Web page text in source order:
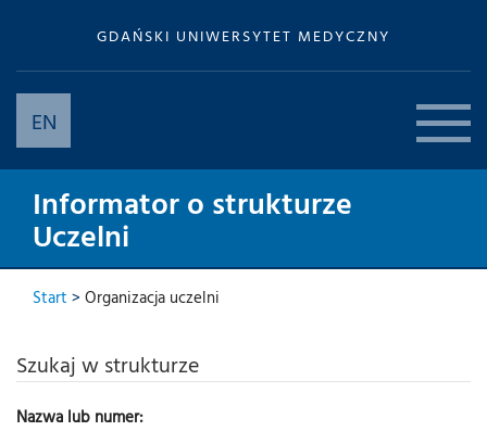
GDAŃSKI UNIWERSYTET MEDYCZNY
EN
Informator o strukturze
Uczelni
Start > Organizacja uczelni
Szukaj w strukturze
Nazwa lub numer: